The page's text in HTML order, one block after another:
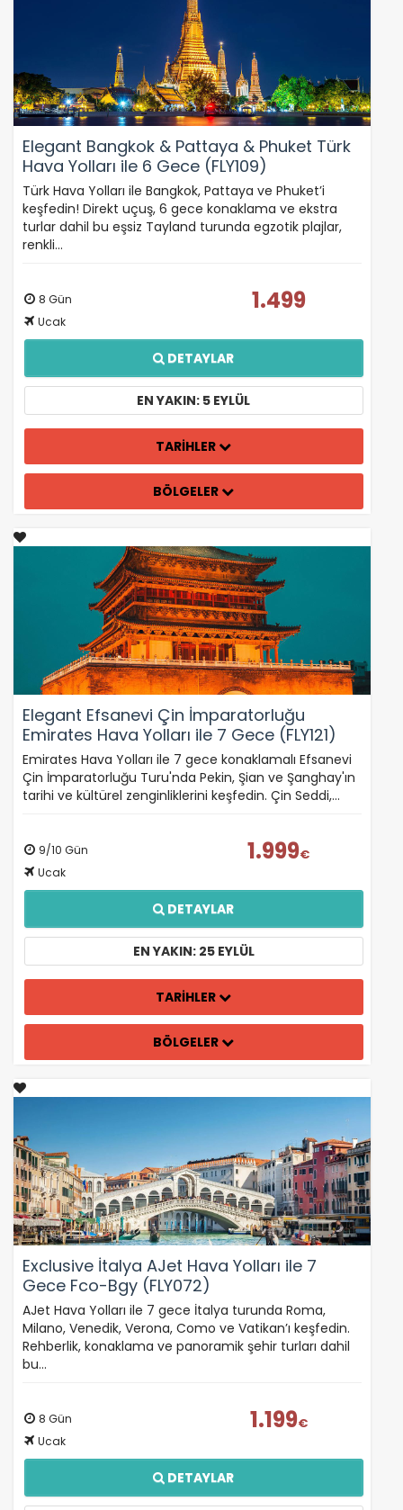
Elegant Bangkok & Pattaya & Phuket Türk
Hava Yolları ile 6 Gece (FLY109)
Türk Hava Yolları ile Bangkok, Pattaya ve Phuket’i
keşfedin! Direkt uçuş, 6 gece konaklama ve ekstra
turlar dahil bu eşsiz Tayland turunda egzotik plajlar,
renkli…
8 Gün
Ucak
1.499
DETAYLAR
EN YAKIN: 5 EYLÜL
TARİHLER
BÖLGELER
Elegant Efsanevi Çin İmparatorluğu
Emirates Hava Yolları ile 7 Gece (FLY121)
Emirates Hava Yolları ile 7 gece konaklamalı Efsanevi
Çin İmparatorluğu Turu'nda Pekin, Şian ve Şanghay'ın
tarihi ve kültürel zenginliklerini keşfedin. Çin Seddi,…
9/10 Gün
Ucak
1.999€
DETAYLAR
EN YAKIN: 25 EYLÜL
TARİHLER
BÖLGELER
Exclusive İtalya AJet Hava Yolları ile 7
Gece Fco-Bgy (FLY072)
AJet Hava Yolları ile 7 gece İtalya turunda Roma,
Milano, Venedik, Verona, Como ve Vatikan’ı keşfedin.
Rehberlik, konaklama ve panoramik şehir turları dahil
bu…
8 Gün
Ucak
1.199€
DETAYLAR